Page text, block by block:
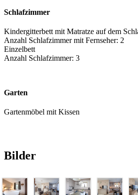
Schlafzimmer
Kindergitterbett mit Matratze auf dem
Anzahl Schlafzimmer mit Fernseher: 2
Einzelbett
Anzahl Schlafzimmer: 3
Garten
Gartenmöbel mit Kissen
Bilder